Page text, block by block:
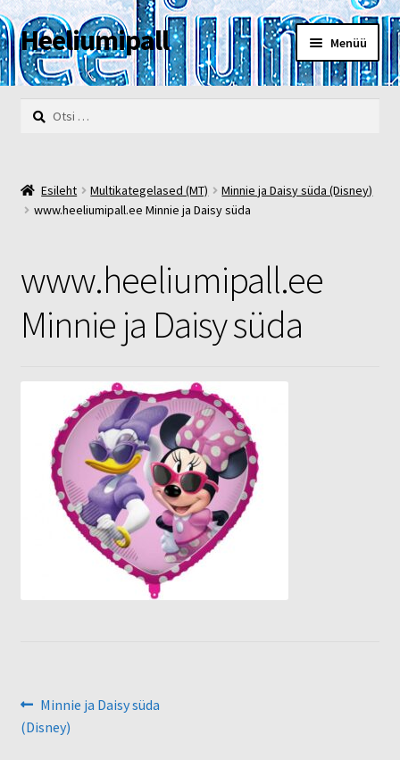
Liigu
navigeerimisele
Liigu
sisu
juurde
Heeliumipall Menüü
Esileht
Kontakt
Müügi- ja privaatsustingimused
POOD
Õhupallid
Pallikuller
Täname
Otsi:
Esileht Multikategelased (MT)
Minnie ja Daisy süda (Disney)
www.heeliumipall.ee Minnie ja Daisy süda
www.heeliumipall.ee
Minnie ja Daisy süda
Navigeerimine
Eelmine
postitus:
Minnie ja Daisy süda
(Disney)